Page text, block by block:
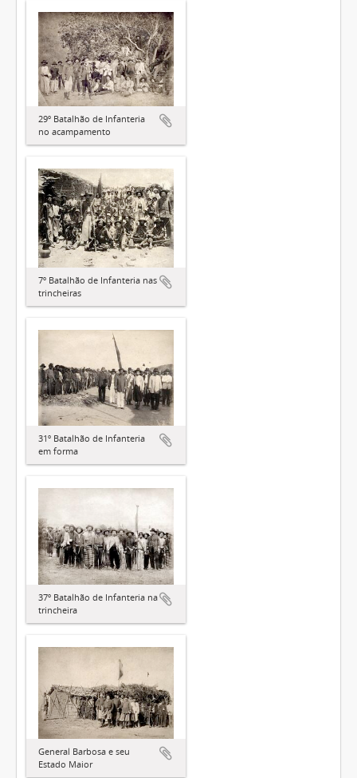
29º Batalhão de Infanteria
no acampamento
7º Batalhão de Infanteria nas
trincheiras
31º Batalhão de Infanteria
em forma
37º Batalhão de Infanteria na
trincheira
General Barbosa e seu
Estado Maior